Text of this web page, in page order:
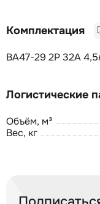
Комплектация
ВА47-29 2Р 32А
Логистические
Объём, м³
Вес, кг